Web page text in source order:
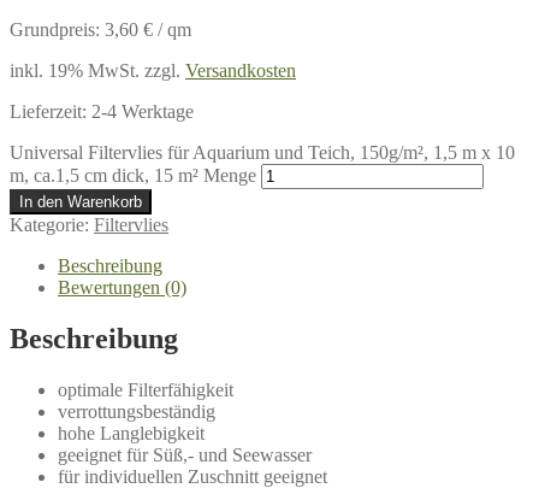
Grundpreis: 3,60 € /qm
inkl. 19% MwSt. zzgl. Versandkosten
Lieferzeit: 2-4 Werktage
Universal Filtervlies für Aquarium und Teich, 150g/m², 1,5 m x 10
m, ca.1,5 cm dick, 15 m² Menge
In den Warenkorb
Kategorie: Filtervlies
Beschreibung
Bewertungen (0)
Beschreibung
optimale Filterfähigkeit
verrottungsbeständig
hohe Langlebigkeit
geeignet für Süß,- und Seewasser
für individuellen Zuschnitt geeignet